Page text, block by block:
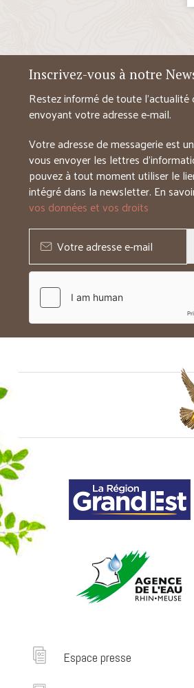
Inscrivez-vous à notre
Restez informé de toute l’actualité
envoyant votre adresse e-mail.
Votre adresse de messagerie est
vous envoyer les lettres
pouvez à tout moment utiliser le
intégré dans la newsletter. En
vos données et vos droits
Espace presse